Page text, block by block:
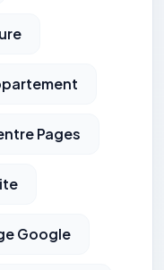
Pages
Google